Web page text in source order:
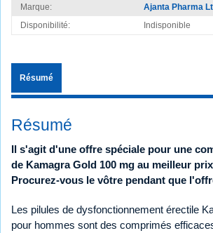
Marque:
Ajanta Pharma
Disponibilité:
Indisponible
Résumé
Résumé
Il s'agit d'une offre spéciale pour une
de Kamagra Gold 100 mg au meilleur
Procurez-vous le vôtre pendant que
Les pilules de dysfonctionnement érectile
pour hommes sont des comprimés